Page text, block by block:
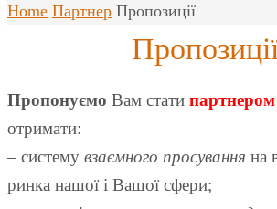
Home Партнер Пропозиції
Пропонуємо Вам стати партнером
отримати:
– систему взаємного просування на
ринка нашої і Вашої сфери;